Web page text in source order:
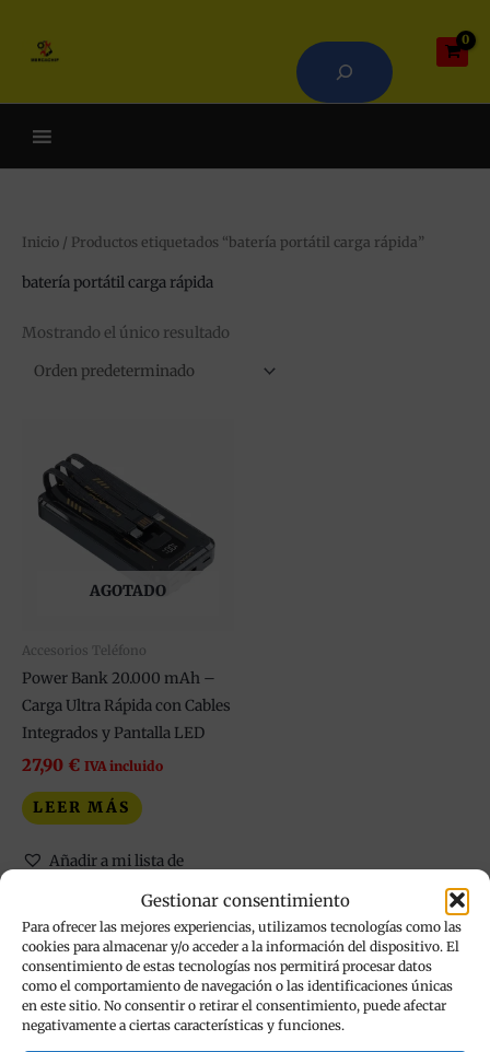
Gestionar consentimiento
Para ofrecer las mejores experiencias, utilizamos tecnologías como las
cookies para almacenar y/o acceder a la información del dispositivo. El
consentimiento de estas tecnologías nos permitirá procesar datos
como el comportamiento de navegación o las identificaciones únicas
en este sitio. No consentir o retirar el consentimiento, puede afectar
negativamente a ciertas características y funciones.
contenido
Inicio / Productos etiquetados “batería portátil carga rápida”
batería portátil carga rápida
Mostrando el único resultado
AGOTADO
Accesorios Teléfono
Power Bank 20.000 mAh –
Carga Ultra Rápida con Cables
Integrados y Pantalla LED
27,90 € IVA incluido
LEER MÁS
Añadir a mi lista de